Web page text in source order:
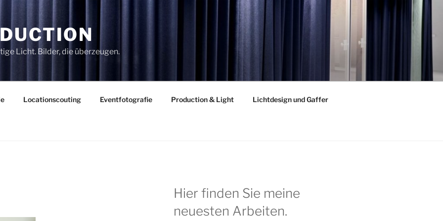
Licht. Bilder, die überzeugen.
Locationscouting Eventfotografie Production & Light Lichtdesign und Gaffer
Hier finden Sie meine
neuesten Arbeiten.